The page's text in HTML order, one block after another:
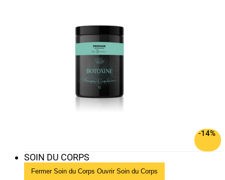
-14%
SOIN DU CORPS
Fermer Soin du Corps Ouvrir Soin du Corps